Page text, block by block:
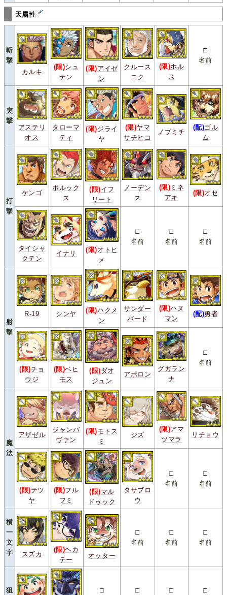
天属性
斬
撃
カルキ
(限)シュ
テン
(限)アイゼ
ン
クルース
ニク
(限)ホル
ス
□
名前
突
撃
アステリ
オス
タローマ
ティ
(限)ジライ
ヤ
(限)ヤマ
サチヒコ
ノブミチ
(配)ゴル
ム
打
撃
ケンゴ
ポルック
ス
(限)イフ
リート
ノーデン
ス
(限) ミネ
アキ
(限)オセ
タイシャ
クテン
イナリ (限)オトヒ
メ
□
名前
□
名前
□
名前
射
撃
R-19 シンヤ (限)ハクメ
ン
サンダー
バード
(限)ハヌ
マン
(配)勇者
(限)チョ
ウジ
(限)ベヒ
モス
(限)ダオ
ジュン
アポロン
グガラン
ナ
□
名前
魔
法
アザゼル
ジャンバ
ヴァン
(限)モトス
ミ
ジズ
(限)アマ
ツマラ
リチョウ
(限)テツ
ヤ
(限)フル
フミ
(限)マル
ドゥック
タサブロ
ウ
□
名前
□
名前
横
一
文
字
スズカ
(限)ヘカ
テー
オッター
□
名前
□
名前
□
名前
狙 □ □ □ □